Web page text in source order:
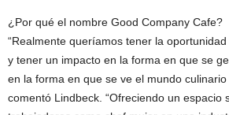
¿Por qué el nombre Good Company Cafe?
“Realmente queríamos tener la
y tener un impacto en la forma en que se
en la forma en que se ve el mundo culinario
comentó Lindbeck. “Ofreciendo un espacio